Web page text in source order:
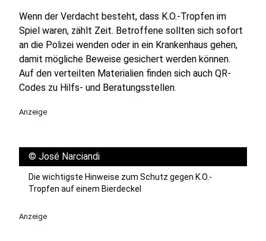
Wenn der Verdacht besteht, dass K.O.-Tropfen im
Spiel waren, zählt Zeit. Betroffene sollten sich sofort
an die Polizei wenden oder in ein Krankenhaus gehen,
damit mögliche Beweise gesichert werden können.
Auf den verteilten Materialien finden sich auch QR-
Codes zu Hilfs- und Beratungsstellen.
Anzeige
© José Narciandi
Die wichtigste Hinweise zum Schutz gegen K.O.-
Tropfen auf einem Bierdeckel
Anzeige